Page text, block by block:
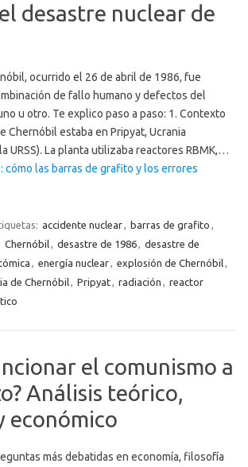
desastre nuclear de
ocurrido el 26 de abril de 1986, fue
de fallo humano y defectos del
u otro. Te explico paso a paso: 1. Contexto
Chernóbil estaba en Pripyat, Ucrania
URSS). La planta utilizaba reactores RBMK,…
cómo las barras de grafito y los errores
accidente nuclear, barras de grafito ,
Chernóbil, desastre de 1986, desastre de
, energía nuclear, explosión de Chernóbil,
de Chernóbil, Pripyat, radiación , reactor
el comunismo a
Análisis teórico,
económico
más debatidas en economía, filosofía